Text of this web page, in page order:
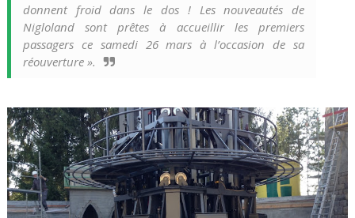
donnent froid dans le dos ! Les nouveautés de
Nigloland sont prêtes à accueillir les premiers
passagers ce samedi 26 mars à l’occasion de sa
réouverture».